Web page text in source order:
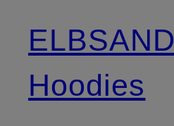
ELBSAND
Hoodies